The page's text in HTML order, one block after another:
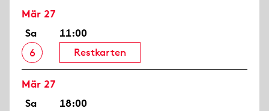
Mär 27
Sa
6
11:00
Restkarten
Mär 27
Sa
18:00